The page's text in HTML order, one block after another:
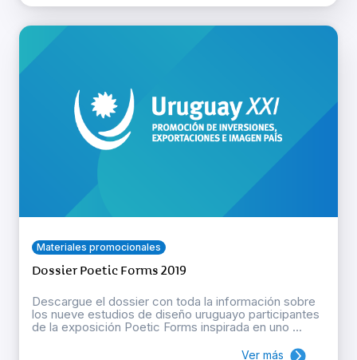
Materiales promocionales
Dossier Poetic Forms 2019
Descargue el dossier con toda la información sobre
los nueve estudios de diseño uruguayo participantes
de la exposición Poetic Forms inspirada en uno ...
Ver más